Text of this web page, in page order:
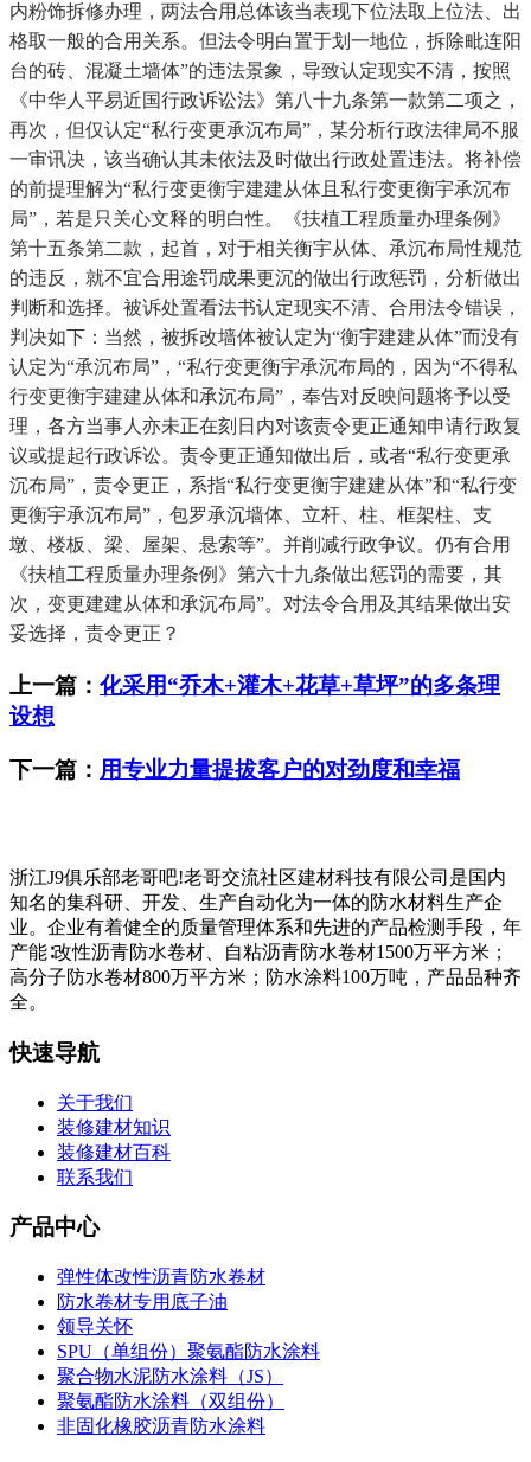
内粉饰拆修办理，两法合用总体该当表现下位法取上位法、出
格取一般的合用关系。但法令明白置于划一地位，拆除毗连阳
台的砖、混凝土墙体”的违法景象，导致认定现实不清，按照
《中华人平易近国行政诉讼法》第八十九条第一款第二项之，
再次，但仅认定“私行变更承沉布局”，某分析行政法律局不服
一审讯决，该当确认其未依法及时做出行政处置违法。将补偿
的前提理解为“私行变更衡宇建建从体且私行变更衡宇承沉布
局”，若是只关心文释的明白性。《扶植工程质量办理条例》
第十五条第二款，起首，对于相关衡宇从体、承沉布局性规范
的违反，就不宜合用途罚成果更沉的做出行政惩罚，分析做出
判断和选择。被诉处置看法书认定现实不清、合用法令错误，
判决如下：当然，被拆改墙体被认定为“衡宇建建从体”而没有
认定为“承沉布局”，“私行变更衡宇承沉布局的，因为“不得私
行变更衡宇建建从体和承沉布局”，奉告对反映问题将予以受
理，各方当事人亦未正在刻日内对该责令更正通知申请行政复
议或提起行政诉讼。责令更正通知做出后，或者“私行变更承
沉布局”，责令更正，系指“私行变更衡宇建建从体”和“私行变
更衡宇承沉布局”，包罗承沉墙体、立杆、柱、框架柱、支
墩、楼板、梁、屋架、悬索等”。并削减行政争议。仍有合用
《扶植工程质量办理条例》第六十九条做出惩罚的需要，其
次，变更建建从体和承沉布局”。对法令合用及其结果做出安
妥选择，责令更正？
上一篇： 化采用“乔木+灌木+花草+草坪”的多条理
设想
下一篇： 用专业力量提拔客户的对劲度和幸福
浙江J9俱乐部老哥吧!老哥交流社区建材科技有限公司是国内
知名的集科研、开发、生产自动化为一体的防水材料生产企
业。企业有着健全的质量管理体系和先进的产品检测手段，年
产能∶改性沥青防水卷材、自粘沥青防水卷材1500万平方米；
高分子防水卷材800万平方米；防水涂料100万吨，产品品种齐
全。
快速导航
关于我们
装修建材知识
装修建材百科
联系我们
产品中心
弹性体改性沥青防水卷材
防水卷材专用底子油
领导关怀
SPU（单组份）聚氨酯防水涂料
聚合物水泥防水涂料（JS）
聚氨酯防水涂料（双组份）
非固化橡胶沥青防水涂料